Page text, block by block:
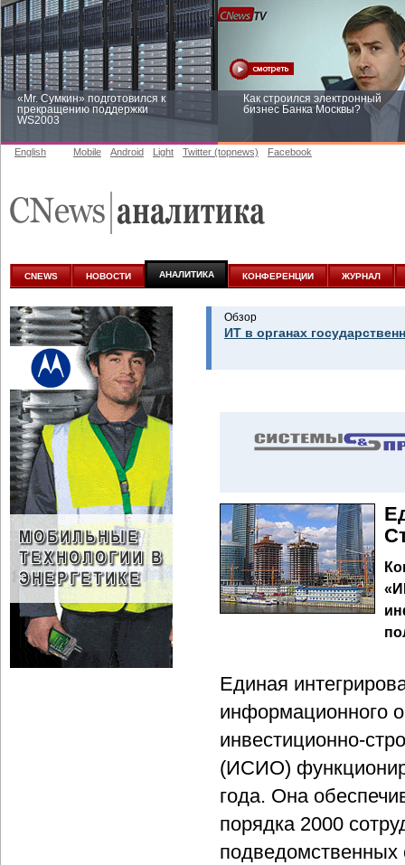
«Mr. Сумкин» подготовился к
прекращению поддержки
WS2003
Как строился электронный
бизнес Банка Москвы?
аналитике
English Mobile Android Light Twitter (topnews) Facebook
CNEWS НОВОСТИ АНАЛИТИКА КОНФЕРЕНЦИИ ЖУРНАЛ
Обзор
ИТ в органах
Единая
информационного
инвестиционно-
(ИСИО)
года. Она
порядка 2000
подведомственных